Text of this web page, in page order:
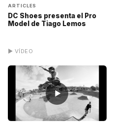
ARTICLES
DC Shoes presenta el Pro
Model de Tiago Lemos
▶ VÍDEO
▶